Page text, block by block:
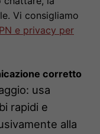
Vi consigliamo
e privacy per
corretto
usa
rapidi e
alla